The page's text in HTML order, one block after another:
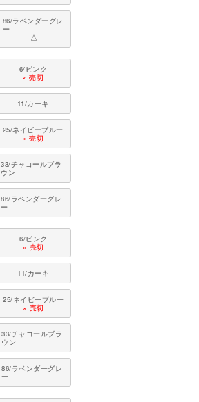
86/ラベンダーグレ
ー
△
6/ピンク
× 売切
11/カーキ
25/ネイビーブルー
× 売切
33/チャコールブラ
ウン
86/ラベンダーグレ
ー
6/ピンク
× 売切
11/カーキ
25/ネイビーブルー
× 売切
33/チャコールブラ
ウン
86/ラベンダーグレ
ー